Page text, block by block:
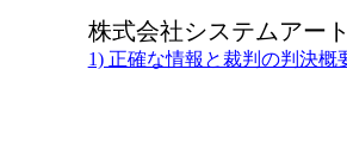
株式会社システムアー
1) 正確な情報と裁判の判決概